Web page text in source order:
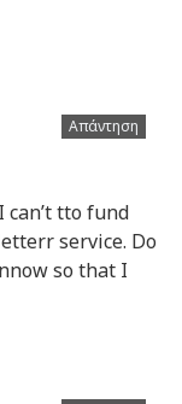
Απάντηση
tto fund
service. Do
so that I